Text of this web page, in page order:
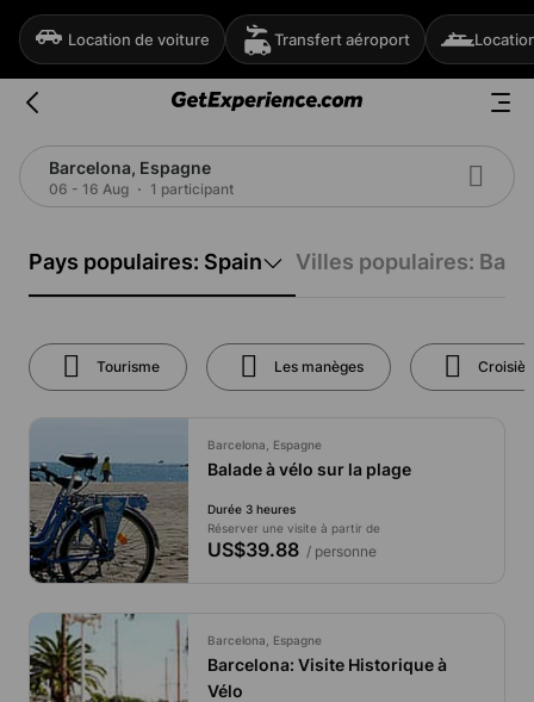
Location de voiture Transfert aéroport
Barcelona, Espagne
06 - 16 Aug 1 participant
Pays populaires: Spain Villes populaires:
Tourisme Les manèges
Barcelona, Espagne
Balade à vélo sur la plage
Durée 3 heures
Réserver une visite à partir de
US$39.88/ personne
Barcelona, Espagne
Barcelona: Visite Historique à
Vélo